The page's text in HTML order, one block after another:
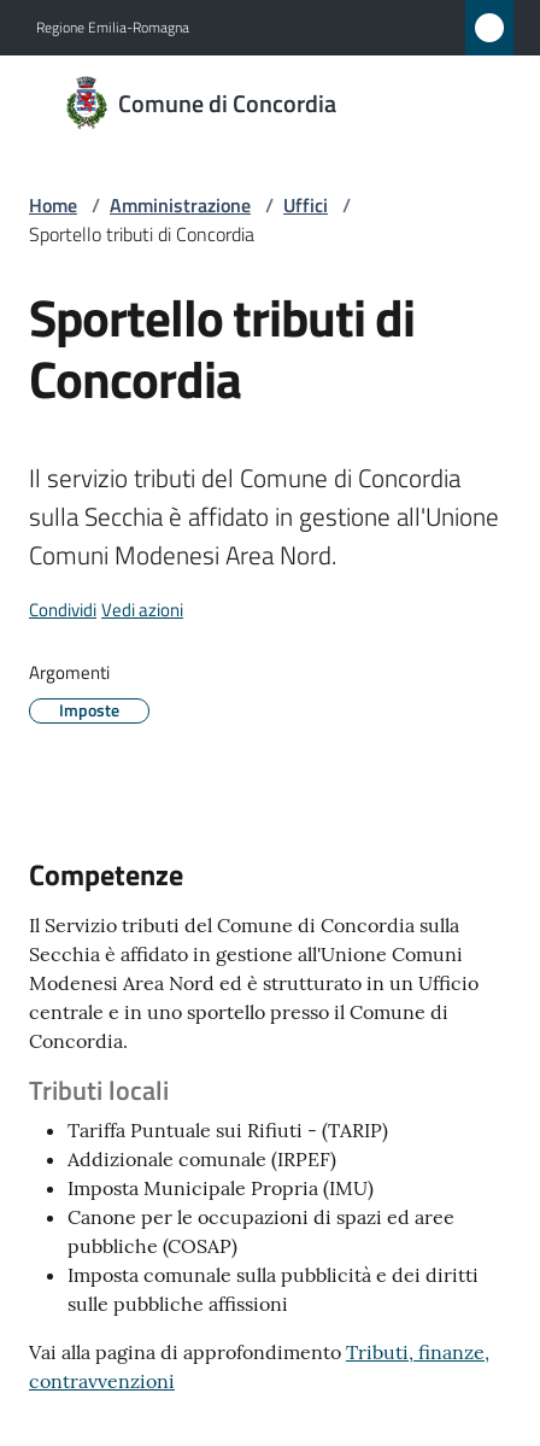
Regione Emilia-Romagna
Comune di Concordia
Comune
di
Novità
Servizi
Concordia
Concordia
Comune
Tutti
gli
argomenti...
Seguici
su
Home / Amministrazione / Uffici /
Sportello tributi di Concordia
Salta al contenuto
Sportello tributi di
Concordia
Il servizio tributi del Comune di Concordia
sulla Secchia è affidato in gestione all'Unione
Comuni Modenesi Area Nord.
CondividiVedi azioni
Argomenti
Imposte
Competenze
Il Servizio tributi del Comune di Concordia sulla
Secchia è affidato in gestione all'Unione Comuni
Modenesi Area Nord ed è strutturato in un Ufficio
centrale e in uno sportello presso il Comune di
Concordia.
Tributi locali
Tariffa Puntuale sui Rifiuti - (TARIP)
Addizionale comunale (IRPEF)
Imposta Municipale Propria (IMU)
Canone per le occupazioni di spazi ed aree
pubbliche (COSAP)
Imposta comunale sulla pubblicità e dei diritti
sulle pubbliche affissioni
Vai alla pagina di approfondimento Tributi, finanze,
contravvenzioni